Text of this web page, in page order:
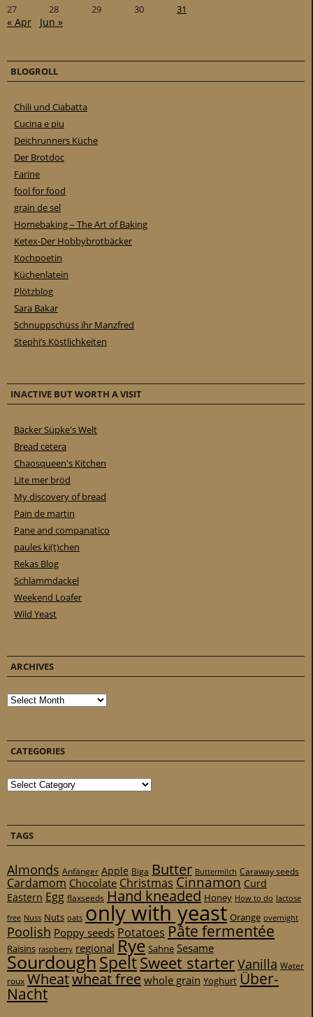
27
28 29 30 31
« Apr Jun »
BLOGROLL
Chili und Ciabatta
Cucina e piu
Deichrunners Küche
Der Brotdoc
Farine
fool for food
grain de sel
Homebaking – The Art of Baking
Ketex-Der Hobbybrotbäcker
Kochpoetin
Küchenlatein
Plötzblog
Sara Bakar
Schnuppschüss ihr Manzfred
Stephi’s Köstlichkeiten
INACTIVE BUT WORTH A VISIT
Bäcker Süpke's Welt
Bread cetera
Chaosqueen's Kitchen
Lite mer bröd
My discovery of bread
Pain de martin
Pane and companatico
paules ki(t)chen
Rekas Blog
Schlammdackel
Weekend Loafer
Wild Yeast
ARCHIVES
Archives
CATEGORIES
Categories
TAGS
Almonds Anfänger Apple Biga Butter Buttermilch Caraway seeds
Cardamom Chocolate Christmas Cinnamon Curd
Eastern Egg flaxseeds Hand kneaded Honey How to do lactose
free Nuss Nuts oats only with yeast Orange overnight
Poolish Poppy seeds Potatoes Pâte fermentée
Raisins raspberry regional Rye Sahne Sesame
SourdoughSpeltSweet starterVanilla Water
roux Wheatwheat freewhole grain Yoghurt Über-
Nacht